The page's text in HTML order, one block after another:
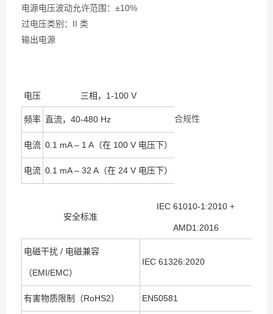
电源电压波动允许范围：±10%
过电压类别：II 类
输出电源
电压 三相，1-100 V
频率 直流，40-480 Hz
电流 0.1 mA – 1 A（在 100 V 电压下）
电流 0.1 mA – 32 A（在 24 V 电压下）
合规性
安全标准
IEC 61010-1:2010 +
AMD1:2016
电磁干扰 / 电磁兼容
（EMI/EMC）
IEC 61326:2020
有害物质限制（RoHS2） EN50581